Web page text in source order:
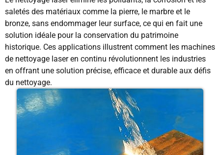
saletés des matériaux comme la pierre, le marbre et le
bronze, sans endommager leur surface, ce qui en fait une
solution idéale pour la conservation du patrimoine
historique. Ces applications illustrent comment les machines
de nettoyage laser en continu révolutionnent les industries
en offrant une solution précise, efficace et durable aux défis
du nettoyage.